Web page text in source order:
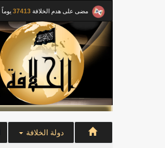
مضى على هدم الخلافة 37413 يوماً
دولة الخلافة